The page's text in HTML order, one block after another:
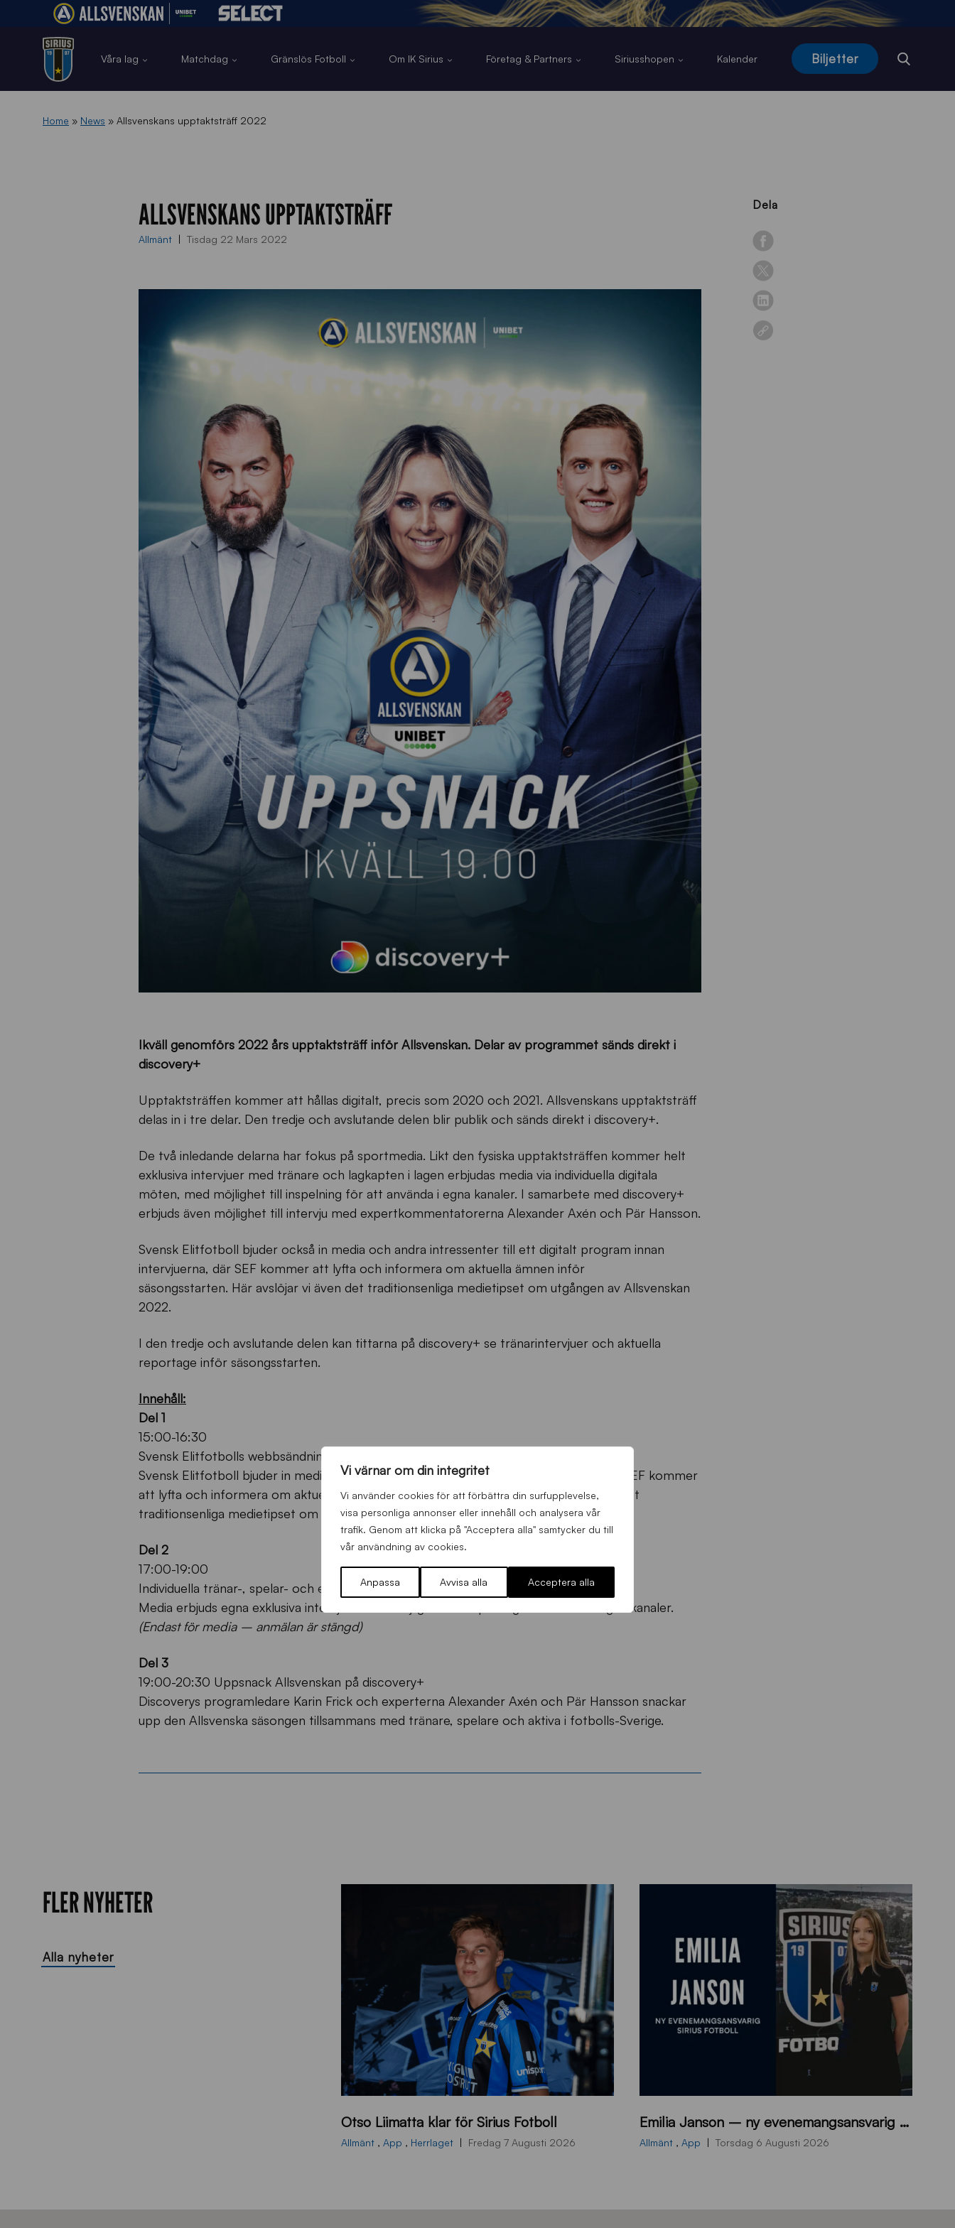
Vi värnar om din integritet
Vi använder cookies för att förbättra din surfupplevelse,
visa personliga annonser eller innehåll och analysera vår
trafik. Genom att klicka på "Acceptera alla" samtycker du till
vår användning av cookies.
Anpassa Avvisa alla Acceptera alla
Våra lag Matchdag Gränslös Fotboll Om IK Sirius Företag & Partners Siriusshopen Kalender Biljetter
Home » News » Allsvenskans upptaktsträff 2022
Dela
ALLSVENSKANS UPPTAKTSTRÄFF
Allmänt Tisdag 22 Mars 2022
Ikväll genomförs 2022 års upptaktsträff inför Allsvenskan. Delar av programmet sänds direkt i
discovery+
Upptaktsträffen kommer att hållas digitalt, precis som 2020 och 2021. Allsvenskans upptaktsträff
delas in i tre delar. Den tredje och avslutande delen blir publik och sänds direkt i discovery+.
De två inledande delarna har fokus på sportmedia. Likt den fysiska upptaktsträffen kommer helt
exklusiva intervjuer med tränare och lagkapten i lagen erbjudas media via individuella digitala
möten, med möjlighet till inspelning för att använda i egna kanaler. I samarbete med discovery+
erbjuds även möjlighet till intervju med expertkommentatorerna Alexander Axén och Pär Hansson.
Svensk Elitfotboll bjuder också in media och andra intressenter till ett digitalt program innan
intervjuerna, där SEF kommer att lyfta och informera om aktuella ämnen inför
säsongsstarten. Här avslöjar vi även det traditionsenliga medietipset om utgången av Allsvenskan
2022.
I den tredje och avslutande delen kan tittarna på discovery+ se tränarintervjuer och aktuella
reportage inför säsongsstarten.
Innehåll:
Del 1
15:00-16:30
Svensk Elitfotbolls webbsändning
Svensk Elitfotboll bjuder in media och andra intressenter till ett digitalt program, där SEF kommer
att lyfta och informera om aktuella ämnen inför säsongsstarten. Här avslöjar vi även det
traditionsenliga medietipset om utgången av Allsvenskan 2022.
Del 2
17:00-19:00
Individuella tränar-, spelar- och expertintervjuer
Media erbjuds egna exklusiva intervjuer med möjlighet till inspelning att använda i egna kanaler.
(Endast för media – anmälan är stängd)
Del 3
19:00-20:30 Uppsnack Allsvenskan på discovery+
Discoverys programledare Karin Frick och experterna Alexander Axén och Pär Hansson snackar
upp den Allsvenska säsongen tillsammans med tränare, spelare och aktiva i fotbolls-Sverige.
FLER NYHETER
Alla nyheter
L
_
Otso Liimatta klar för Sirius Fotboll
Allmänt , App , Herrlaget Fredag 7 Augusti 2026
0
0
Emilia Janson – ny evenemangsansvarig för Sirius Fotboll
Allmänt , App Torsdag 6 Augusti 2026